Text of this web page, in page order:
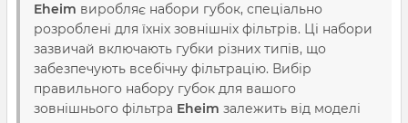
Eheim виробляє набори губок, спеціально
розроблені для їхніх зовнішніх фільтрів. Ці набори
зазвичай включають губки різних типів, що
забезпечують всебічну фільтрацію. Вибір
правильного набору губок для вашого
зовнішнього фільтра Eheim залежить від моделі